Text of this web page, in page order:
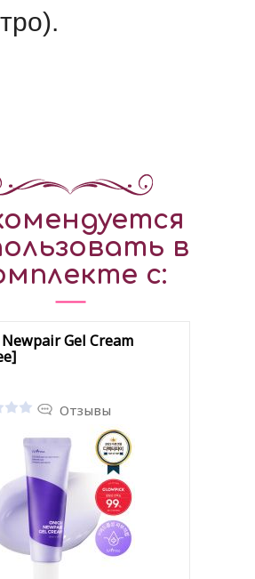
в
с:
Gel Cream
Отзывы